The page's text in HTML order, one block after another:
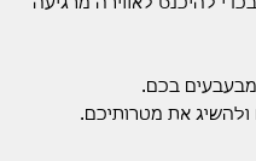
להיכנס לאווירה מרגיעה
בכם.
את מטרותיכם.